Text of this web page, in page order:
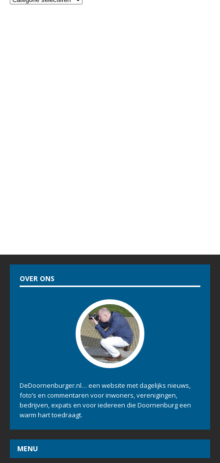
OVER ONS
DeDoornenburger.nl… een website met dagelijks nieuws,
foto’s en commentaren voor inwoners, verenigingen,
bedrijven, expats en voor iedereen die Doornenburg een
warm hart toedraagt.
MENU